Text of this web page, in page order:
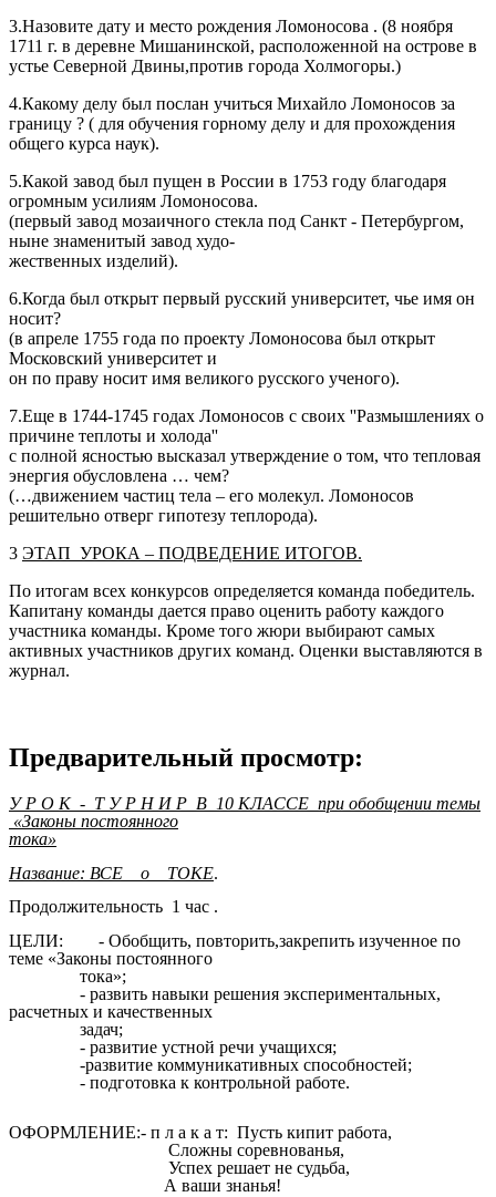
3.Назовите дату и место рождения Ломоносова . (8 ноября
1711 г. в деревне Мишанинской, расположенной на острове в
устье Северной Двины,против города Холмогоры.)
4.Какому делу был послан учиться Михайло Ломоносов за
границу ? ( для обучения горному делу и для прохождения
общего курса наук).
5.Какой завод был пущен в России в 1753 году благодаря
огромным усилиям Ломоносова.
(первый завод мозаичного стекла под Санкт - Петербургом,
ныне знаменитый завод худо-
жественных изделий).
6.Когда был открыт первый русский университет, чье имя он
носит?
(в апреле 1755 года по проекту Ломоносова был открыт
Московский университет и
он по праву носит имя великого русского ученого).
7.Еще в 1744-1745 годах Ломоносов с своих ''Размышлениях о
причине теплоты и холода''
с полной ясностью высказал утверждение о том, что тепловая
энергия обусловлена … чем?
(…движением частиц тела – его молекул. Ломоносов
решительно отверг гипотезу теплорода).
3 ЭТАП УРОКА – ПОДВЕДЕНИЕ ИТОГОВ.
По итогам всех конкурсов определяется команда победитель.
Капитану команды дается право оценить работу каждого
участника команды. Кроме того жюри выбирают самых
активных участников других команд. Оценки выставляются в
журнал.
Предварительный просмотр:
У Р О К - Т У Р Н И Р В 10 КЛАССЕ при обобщении темы
«Законы постоянного
тока»
Название: ВСЕ о ТОКЕ.
Продолжительность 1 час .
ЦЕЛИ: - Обобщить, повторить,закрепить изученное по
теме «Законы постоянного
тока»;
- развить навыки решения экспериментальных,
расчетных и качественных
задач;
- развитие устной речи учащихся;
-развитие коммуникативных способностей;
- подготовка к контрольной работе.
ОФОРМЛЕНИЕ:- п л а к а т: Пусть кипит работа,
Сложны соревнованья,
Успех решает не судьба,
А ваши знанья!